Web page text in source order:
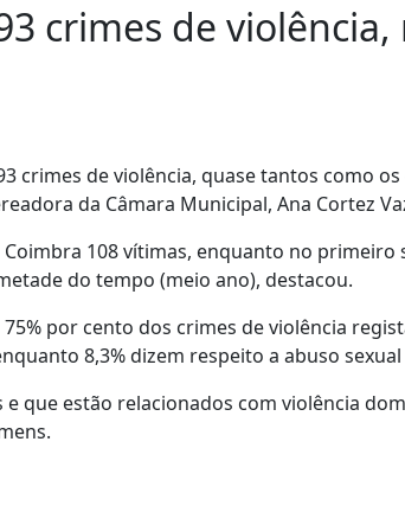
crimes de
crimes de violência, quase tantos como
da Câmara Municipal, Ana Cortez
108 vítimas, enquanto no primeiro
do tempo (meio ano), destacou.
por cento dos crimes de violência
8,3% dizem respeito a abuso sexual
que estão relacionados com violência